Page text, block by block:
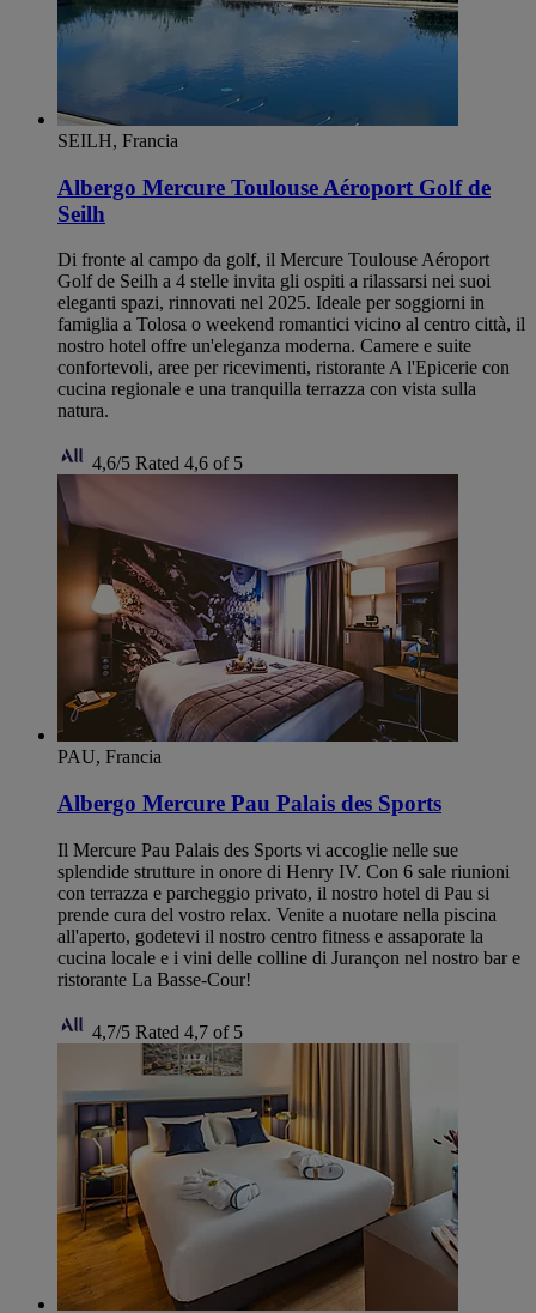
SEILH, Francia
Albergo Mercure Toulouse Aéroport Golf de
Seilh
Di fronte al campo da golf, il Mercure Toulouse Aéroport
Golf de Seilh a 4 stelle invita gli ospiti a rilassarsi nei suoi
eleganti spazi, rinnovati nel 2025. Ideale per soggiorni in
famiglia a Tolosa o weekend romantici vicino al centro città, il
nostro hotel offre un'eleganza moderna. Camere e suite
confortevoli, aree per ricevimenti, ristorante A l'Epicerie con
cucina regionale e una tranquilla terrazza con vista sulla
natura.
4,6/5 Rated 4,6 of 5
PAU, Francia
Albergo Mercure Pau Palais des Sports
Il Mercure Pau Palais des Sports vi accoglie nelle sue
splendide strutture in onore di Henry IV. Con 6 sale riunioni
con terrazza e parcheggio privato, il nostro hotel di Pau si
prende cura del vostro relax. Venite a nuotare nella piscina
all'aperto, godetevi il nostro centro fitness e assaporate la
cucina locale e i vini delle colline di Jurançon nel nostro bar e
ristorante La Basse-Cour!
4,7/5 Rated 4,7 of 5